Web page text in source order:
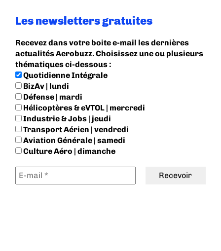
Les newsletters gratuites
Recevez dans votre boite e-mail les dernières
actualités Aerobuzz. Choisissez une ou plusieurs
thématiques ci-dessous :
Quotidienne Intégrale
BizAv | lundi
Défense | mardi
Hélicoptères & eVTOL | mercredi
Industrie & Jobs | jeudi
Transport Aérien | vendredi
Aviation Générale | samedi
Culture Aéro | dimanche